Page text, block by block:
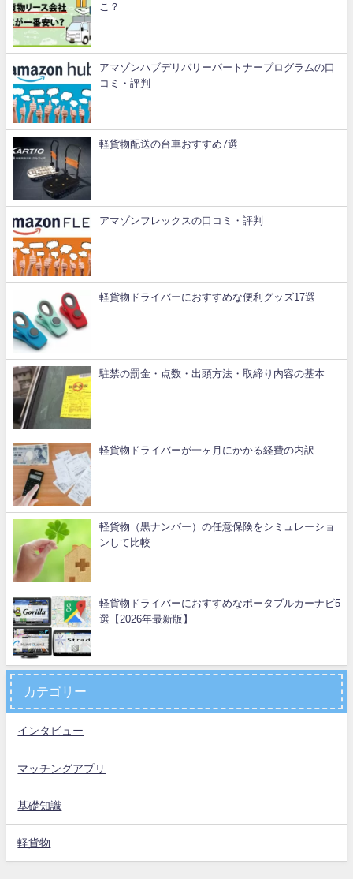
こ？
アマゾンハブデリバリーパートナープログラムの口
コミ・評判
軽貨物配送の台車おすすめ7選
アマゾンフレックスの口コミ・評判
軽貨物ドライバーにおすすめな便利グッズ17選
駐禁の罰金・点数・出頭方法・取締り内容の基本
軽貨物ドライバーが一ヶ月にかかる経費の内訳
軽貨物（黒ナンバー）の任意保険をシミュレーショ
ンして比較
軽貨物ドライバーにおすすめなポータブルカーナビ5
選【2026年最新版】
カテゴリー
インタビュー
マッチングアプリ
基礎知識
軽貨物